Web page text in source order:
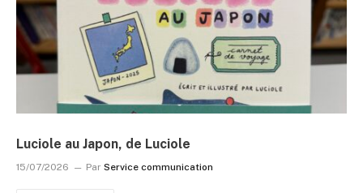
Luciole au Japon, de Luciole
15/07/2026 Par Service communication